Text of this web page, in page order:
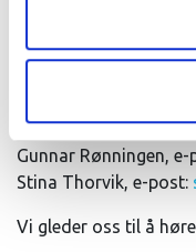
Fyll
Vi vurderer
Har du spørsmål
Gunnar Rønningen, e-
Stina Thorvik, e-post:
Vi gleder oss til å